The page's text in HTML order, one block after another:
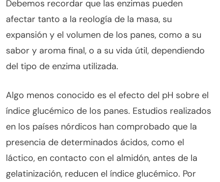
Debemos recordar que las enzimas pueden
afectar tanto a la reología de la masa, su
expansión y el volumen de los panes, como a su
sabor y aroma final, o a su vida útil, dependiendo
del tipo de enzima utilizada.
Algo menos conocido es el efecto del pH sobre el
índice glucémico de los panes. Estudios realizados
en los países nórdicos han comprobado que la
presencia de determinados ácidos, como el
láctico, en contacto con el almidón, antes de la
gelatinización, reducen el índice glucémico. Por